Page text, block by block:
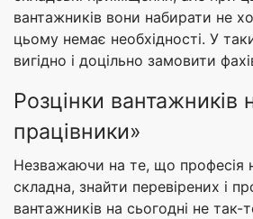
вантажників вони набирати не
цьому немає необхідності. У
вигідно і доцільно замовити
Розцінки вантажників
працівники»
Незважаючи на те, що професія
складна, знайти перевірених і
вантажників на сьогодні не так-